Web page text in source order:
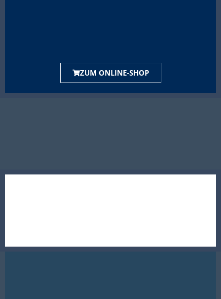
ZUM ONLINE-SHOP